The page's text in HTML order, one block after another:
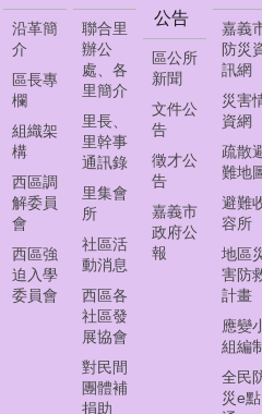
府
資
訊
公
開
常
問
答
西
區
沿革簡
介
區長專
欄
組織架
構
西區調
解委員
會
西區強
迫入學
委員會
聯合里
辦公
處、各
里簡介
里長、
里幹事
通訊錄
里集會
所
社區活
動消息
西區各
社區發
展協會
對民間
團體補
捐助
公告
區公所
新聞
文件公
告
徵才公
告
嘉義市
政府公
報
嘉義
防災
訊網
災害
資網
疏散
難地
避難
容所
地區
害防
計畫
應變
組編
全民
災e點